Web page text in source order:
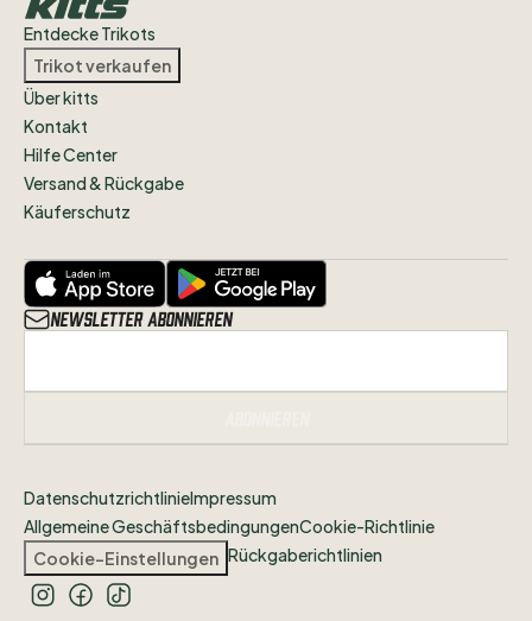
Entdecke Trikots
Trikot verkaufen
Über kitts
Kontakt
Hilfe Center
Versand & Rückgabe
Käuferschutz
Newsletter abonnieren
DatenschutzrichtlinieImpressum
Allgemeine GeschäftsbedingungenCookie-Richtlinie
Cookie-Einstellungen Rückgaberichtlinien